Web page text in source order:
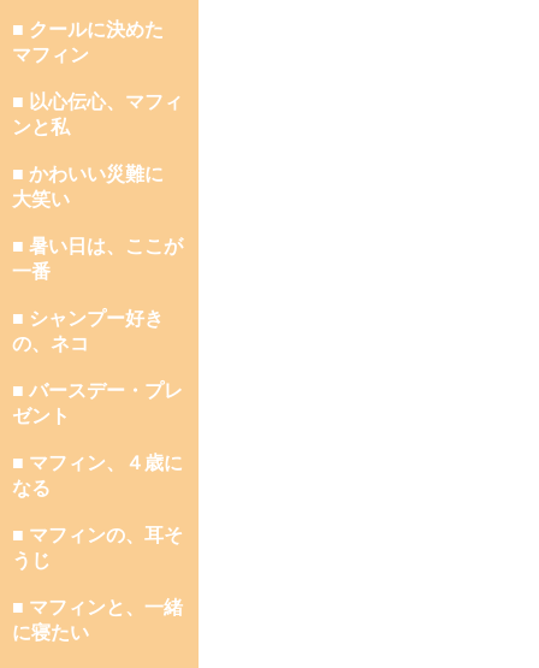
■ クールに決めた
マフィン
■ 以心伝心、マフィ
ンと私
■ かわいい災難に
大笑い
■ 暑い日は、ここが
一番
■ シャンプー好き
の、ネコ
■ バースデー・プレ
ゼント
■ マフィン、４歳に
なる
■ マフィンの、耳そ
うじ
■ マフィンと、一緒
に寝たい